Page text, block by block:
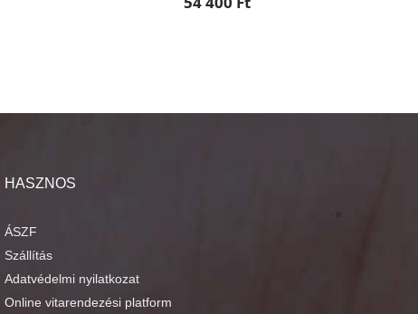
HASZNOS
ÁSZF
Szállítás
Adatvédelmi nyilatkozat
Online vitarendezési platform